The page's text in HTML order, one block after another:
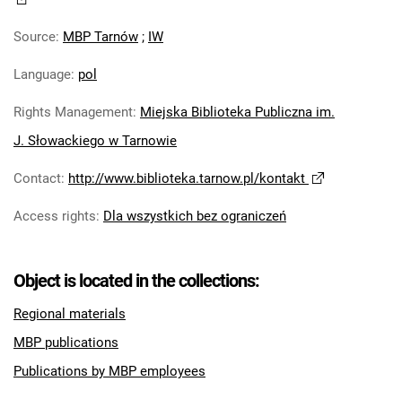
Source: MBP Tarnów ; IW
Language: pol
Rights Management: Miejska Biblioteka Publiczna im.
J. Słowackiego w Tarnowie
Contact: http://www.biblioteka.tarnow.pl/kontakt
Access rights: Dla wszystkich bez ograniczeń
Object is located in the collections:
Regional materials
MBP publications
Publications by MBP employees